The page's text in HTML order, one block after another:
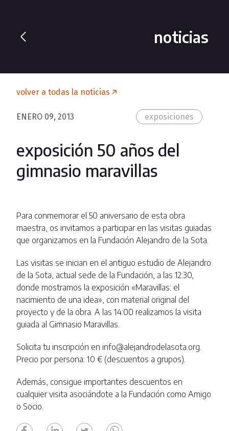
noticias
volver a todas la noticias
ENERO 09, 2013 exposiciones
exposición 50 años del
gimnasio maravillas
Para conmemorar el 50 aniversario de esta obra
maestra, os invitamos a participar en las visitas guiadas
que organizamos en la Fundación Alejandro de la Sota.
Las visitas se inician en el antiguo estudio de Alejandro
de la Sota, actual sede de la Fundación, a las 12:30,
donde mostramos la exposición «Maravillas: el
nacimiento de una idea», con material original del
proyecto y de la obra. A las 14:00 realizamos la visita
guiada al Gimnasio Maravillas.
Solicita tu inscripción en info@alejandrodelasota.org.
Precio por persona: 10 € (descuentos a grupos).
Además, consigue importantes descuentos en
cualquier visita asociándote a la Fundación como Amigo
o Socio.